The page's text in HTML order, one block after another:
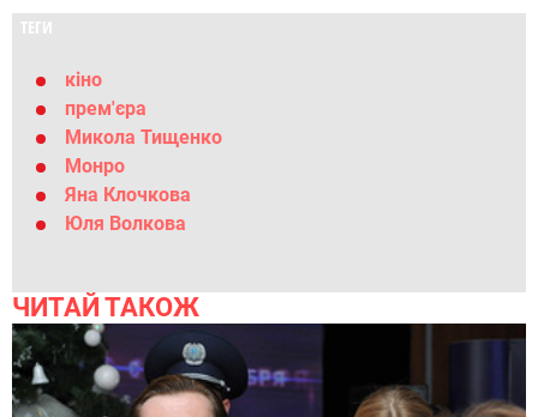
ТЕГИ
кіно
прем'єра
Микола Тищенко
Монро
Яна Клочкова
Юля Волкова
ЧИТАЙ ТАКОЖ